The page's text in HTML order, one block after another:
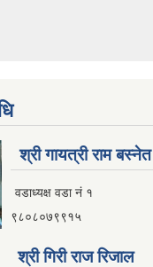
श्री गायत्री राम बस्नेत
वडाध्यक्ष वडा न‌ं १
९८०८०७९९१५
श्री गिरी राज रिजाल